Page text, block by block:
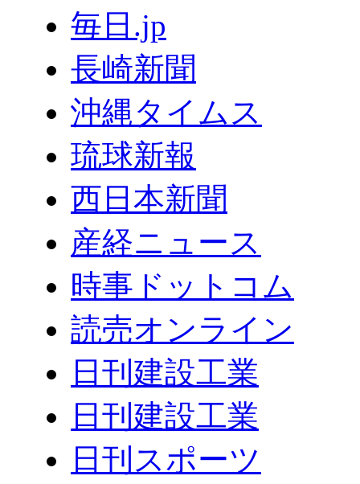
毎日.jp
長崎新聞
沖縄タイムス
琉球新報
西日本新聞
産経ニュース
時事ドットコム
読売オンライン
日刊建設工業
日刊建設工業
日刊スポーツ